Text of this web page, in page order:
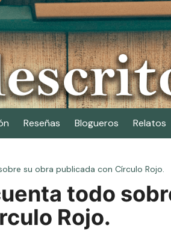
Reseñas Blogueros Relatos
su obra publicada con Círculo Rojo.
todo
Rojo.